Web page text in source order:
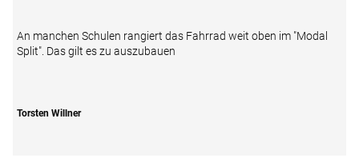
An manchen Schulen rangiert das Fahrrad weit oben im "Modal
Split". Das gilt es zu auszubauen
Torsten Willner